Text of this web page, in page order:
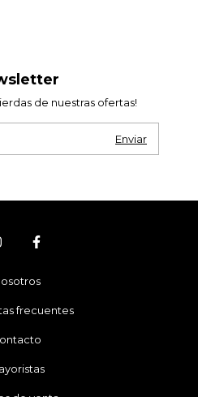
de nuestras ofertas!
frecuentes